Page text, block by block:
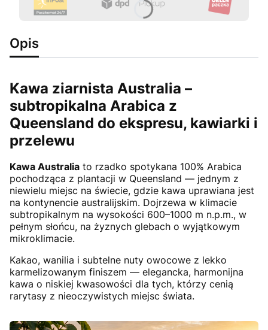
Opis
Kawa ziarnista Australia –
subtropikalna Arabica z
Queensland do ekspresu, kawiarki i
przelewu
Kawa Australia to rzadko spotykana 100% Arabica
pochodząca z plantacji w Queensland — jednym z
niewielu miejsc na świecie, gdzie kawa uprawiana jest
na kontynencie australijskim. Dojrzewa w klimacie
subtropikalnym na wysokości 600–1000 m n.p.m., w
pełnym słońcu, na żyznych glebach o wyjątkowym
mikroklimacie.
Kakao, wanilia i subtelne nuty owocowe z lekko
karmelizowanym finiszem — elegancka, harmonijna
kawa o niskiej kwasowości dla tych, którzy cenią
rarytasy z nieoczywistych miejsc świata.